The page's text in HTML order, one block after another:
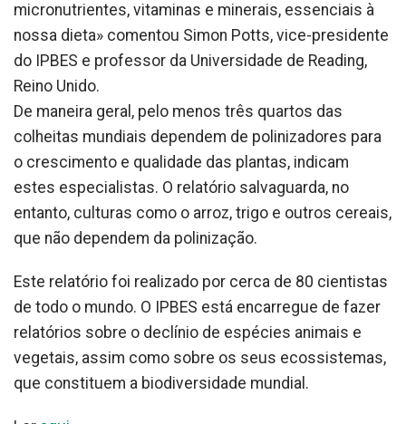
micronutrientes, vitaminas e minerais, essenciais à
nossa dieta» comentou Simon Potts, vice-presidente
do IPBES e professor da Universidade de Reading,
Reino Unido.
De maneira geral, pelo menos três quartos das
colheitas mundiais dependem de polinizadores para
o crescimento e qualidade das plantas, indicam
estes especialistas. O relatório salvaguarda, no
entanto, culturas como o arroz, trigo e outros cereais,
que não dependem da polinização.
Este relatório foi realizado por cerca de 80 cientistas
de todo o mundo. O IPBES está encarregue de fazer
relatórios sobre o declínio de espécies animais e
vegetais, assim como sobre os seus ecossistemas,
que constituem a biodiversidade mundial.